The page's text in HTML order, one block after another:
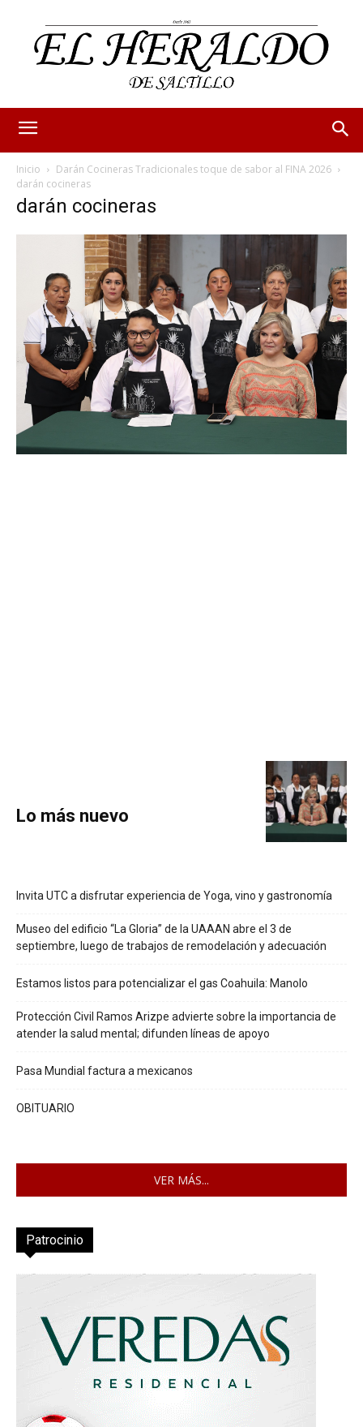
Inicio
Darán Cocineras Tradicionales toque de sabor al FINA 2026
darán cocineras
darán cocineras
Lo más nuevo
Invita UTC a disfrutar experiencia de Yoga, vino y gastronomía
Museo del edificio “La Gloria” de la UAAAN abre el 3 de
septiembre, luego de trabajos de remodelación y adecuación
Estamos listos para potencializar el gas Coahuila: Manolo
Protección Civil Ramos Arizpe advierte sobre la importancia de
atender la salud mental; difunden líneas de apoyo
Pasa Mundial factura a mexicanos
OBITUARIO
VER MÁS...
Patrocinio